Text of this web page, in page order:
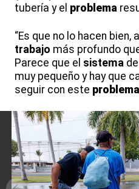
tubería y el problema
“Es que no lo hacen bien,
trabajo más profundo
Parece que el sistema de
muy pequeño y hay que
seguir con este problema